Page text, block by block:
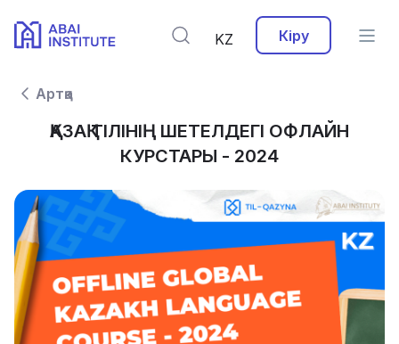
KZ Кіру
Артқа
ҚАЗАҚ ТІЛІНІҢ ШЕТЕЛДЕГІ ОФЛАЙН
КУРСТАРЫ - 2024